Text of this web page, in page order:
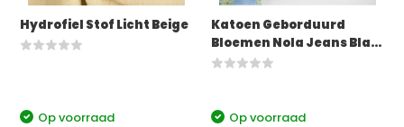
Hydrofiel Stof Licht Beige
Op voorraad
Katoen Geborduurd
Bloemen Nola Jeans Bla...
Op voorraad